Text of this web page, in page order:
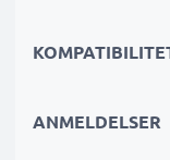
og fang skarpe
ANMELDELSER